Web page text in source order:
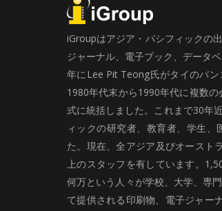
iGroupはアジア・パシフィックの
ジャーナル、電子ブック、データ
年にLee Pit Teong氏がタイのバン
1980年代末から1990年代に複数
式に統括しました。これまで30年
ィックの研究者、教育者、学生
た。現在、全アジア及びオースト
上のスタッフを有しています。
何万という人々が学校、大学、専
て提供される印刷物、電子ジャー